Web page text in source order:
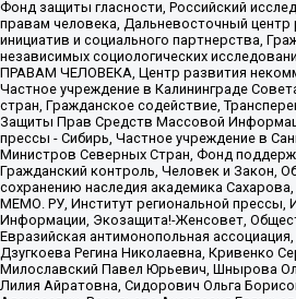
Фонд защиты гласности, Российский
правам человека, Дальневосточный центр
инициатив и социального партнерства,
независимых социологических
ПРАВАМ ЧЕЛОВЕКА, Центр развития
Частное учреждение в Калининграде
стран, Гражданское содействие,
Защиты Прав Средств Массовой
прессы - Сибирь, Частное учреждение в
Министров Северных Стран, Фонд
Гражданский контроль, Человек и Закон,
сохранению наследия академика
МЕМО. РУ, Институт региональной прессы,
Информации, Экозащита!-Женсовет,
Евразийская антимонопольная
Дзугкоева Регина Николаевна, Кривенко
Милославский Павел Юрьевич, Шнырова
Лилия Айратовна, Сидорович Ольга